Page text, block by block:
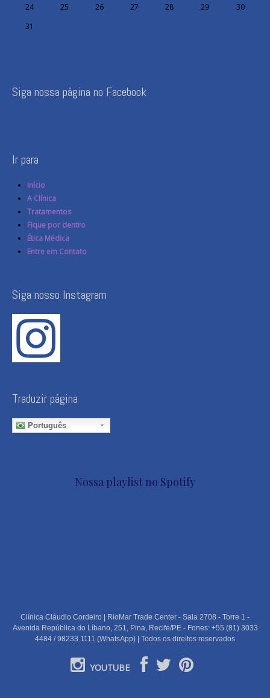
24
25 26 27 28 29
30
31
Siga nossa página no Facebook
Ir para
Início
A Clínica
Tratamentos
Fique por dentro
Ética Médica
Entre em Contato
Siga nosso Instagram
Traduzir página
Português
Nossa playlist no Spotify
Clínica Cláudio Cordeiro | RioMar Trade Center - Sala 2708 - Torre 1 -
Avenida República do Líbano, 251, Pina, Recife/PE - Fones: +55 (81) 3033
4484 / 98233 1111 (WhatsApp) | Todos os direitos reservados
YOUTUBE